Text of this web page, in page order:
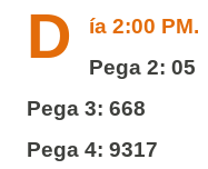
D
ía 2:00 PM.
Pega 2: 05
Pega 3: 668
Pega 4: 9317